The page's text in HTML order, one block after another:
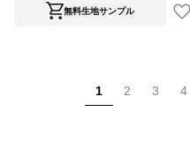
無料生地サンプル
1 2 3 4